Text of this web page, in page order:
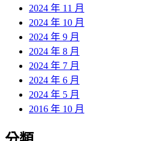
2024 年 11 月
2024 年 10 月
2024 年 9 月
2024 年 8 月
2024 年 7 月
2024 年 6 月
2024 年 5 月
2016 年 10 月